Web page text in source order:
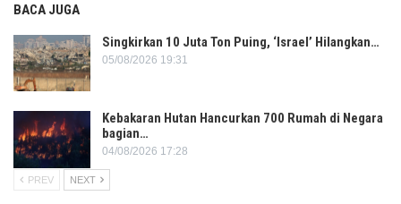
BACA JUGA
Singkirkan 10 Juta Ton Puing, ‘Israel’ Hilangkan…
05/08/2026 19:31
Kebakaran Hutan Hancurkan 700 Rumah di Negara
bagian…
04/08/2026 17:28
PREV NEXT